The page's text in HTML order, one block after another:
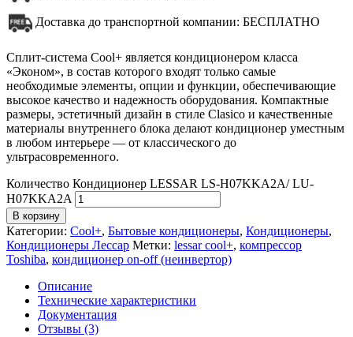
Доставка до транспортной компании: БЕСПЛАТНО
Сплит-система Cool+ является кондиционером класса
«Эконом», в состав которого входят только самые
необходимые элементы, опции и функции, обеспечивающие
высокое качество и надежность оборудования. Компактные
размеры, эстетичный дизайн в стиле Clasico и качественные
материалы внутреннего блока делают кондиционер уместным
в любом интерьере — от классического до
ультрасовременного.
Количество Кондиционер LESSAR LS-H07KKA2A/ LU-
H07KKA2A
В корзину
Категории: Cool+, Бытовые кондиционеры, Кондиционеры,
Кондиционеры Лессар Метки: lessar cool+, компрессор
Toshiba, кондиционер on-off (неинвертор)
Описание
Технические характеристики
Документация
Отзывы (3)